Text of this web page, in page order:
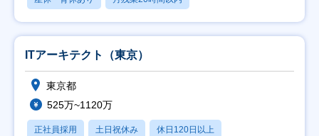
ITアーキテクト（東京）
東京都
525万~1120万
正社員採用 土日祝休み 休日120日以上